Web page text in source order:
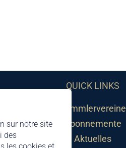
sur notre site
des
QUICK LINKS
Sammlervereine
Abonnemente
Aktuelles